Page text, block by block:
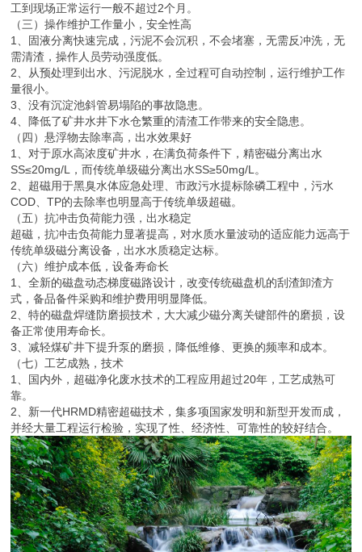
工到现场正常运行一般不超过2个月。
（三）操作维护工作量小，安全性高
1、固液分离快速完成，污泥不会沉积，不会堵塞，无需反冲洗，无
需清渣，操作人员劳动强度低。
2、从预处理到出水、污泥脱水，全过程可自动控制，运行维护工作
量很小。
3、没有沉淀池斜管易塌陷的事故隐患。
4、降低了矿井水井下水仓繁重的清渣工作带来的安全隐患。
（四）悬浮物去除率高，出水效果好
1、对于原水高浓度矿井水，在满负荷条件下，精密磁分离出水
SS≤20mg/L，而传统单级磁分离出水SS≥50mg/L。
2、超磁用于黑臭水体应急处理、市政污水提标除磷工程中，污水
COD、TP的去除率也明显高于传统单级超磁。
（五）抗冲击负荷能力强，出水稳定
超磁，抗冲击负荷能力显著提高，对水质水量波动的适应能力远高于
传统单级磁分离设备，出水水质稳定达标。
（六）维护成本低，设备寿命长
1、全新的磁盘动态梯度磁路设计，改变传统磁盘机的刮渣卸渣方
式，备品备件采购和维护费用明显降低。
2、特的磁盘焊缝防磨损技术，大大减少磁分离关键部件的磨损，设
备正常使用寿命长。
3、减轻煤矿井下提升泵的磨损，降低维修、更换的频率和成本。
（七）工艺成熟，技术
1、国内外，超磁净化废水技术的工程应用超过20年，工艺成熟可
靠。
2、新一代HRMD精密超磁技术，集多项国家发明和新型开发而成，
并经大量工程运行检验，实现了性、经济性、可靠性的较好结合。